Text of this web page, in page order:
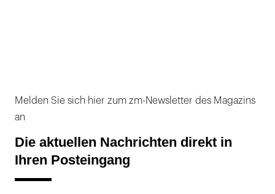
Melden Sie sich hier zum zm-Newsletter des Magazins
an
Die aktuellen Nachrichten direkt in
Ihren Posteingang